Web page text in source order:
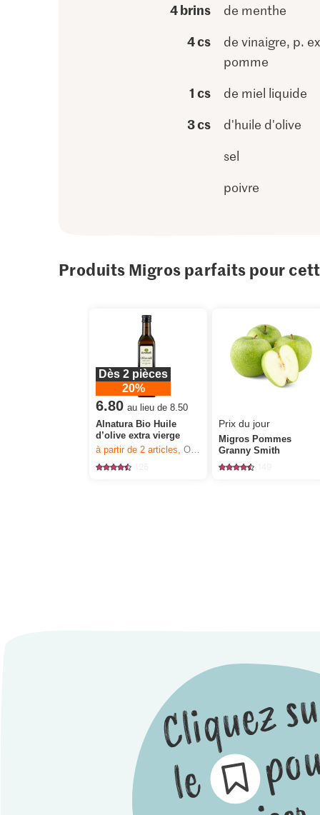
4 brins de menthe
4 cs
de vinaigre, p.
pomme
1 cs de miel liquide
3 cs
d'huile d'olive
sel
poivre
Produits Migros parfaits pour
Dès 2 pièces
20%
6.80 au lieu de 8.50
Alnatura Bio Huile
d’olive extra vierge
à partir de 2articles,Offre valable du 6.8 au 12.8.2026, jusqu’à épuisement du stock.
Prix du jour
Migros Pommes
Granny Smith